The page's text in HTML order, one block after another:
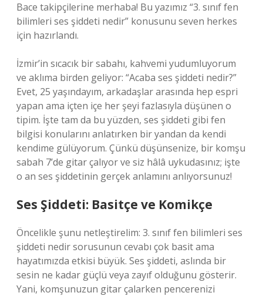
Bace takipçilerine merhaba! Bu yazımız “3. sınıf fen
bilimleri ses şiddeti nedir” konusunu seven herkes
için hazırlandı.
İzmir’in sıcacık bir sabahı, kahvemi yudumluyorum
ve aklıma birden geliyor: “Acaba ses şiddeti nedir?”
Evet, 25 yaşındayım, arkadaşlar arasında hep espri
yapan ama içten içe her şeyi fazlasıyla düşünen o
tipim. İşte tam da bu yüzden, ses şiddeti gibi fen
bilgisi konularını anlatırken bir yandan da kendi
kendime gülüyorum. Çünkü düşünsenize, bir komşu
sabah 7’de gitar çalıyor ve siz hâlâ uykudasınız; işte
o an ses şiddetinin gerçek anlamını anlıyorsunuz!
Ses Şiddeti: Basitçe ve Komikçe
Öncelikle şunu netleştirelim: 3. sınıf fen bilimleri ses
şiddeti nedir sorusunun cevabı çok basit ama
hayatımızda etkisi büyük. Ses şiddeti, aslında bir
sesin ne kadar güçlü veya zayıf olduğunu gösterir.
Yani, komşunuzun gitar çalarken pencerenizi